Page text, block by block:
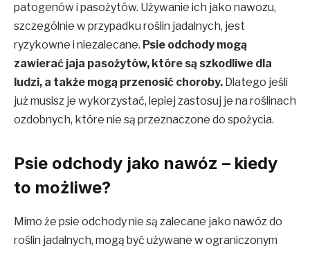
patogenów i pasożytów. Używanie ich jako nawozu,
szczególnie w przypadku roślin jadalnych, jest
ryzykowne i niezalecane. Psie odchody mogą
zawierać jaja pasożytów, które są szkodliwe dla
ludzi, a także mogą przenosić choroby. Dlatego jeśli
już musisz je wykorzystać, lepiej zastosuj je na roślinach
ozdobnych, które nie są przeznaczone do spożycia.
Psie odchody jako nawóz – kiedy
to możliwe?
Mimo że psie odchody nie są zalecane jako nawóz do
roślin jadalnych, mogą być używane w ograniczonym